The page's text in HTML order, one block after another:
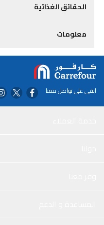
الحقائق الغذائية
معلومات
ابقى على تواصل معنا